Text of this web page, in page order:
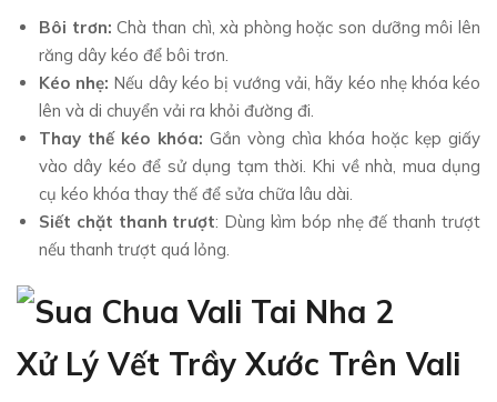
Bôi trơn: Chà than chì, xà phòng hoặc son dưỡng môi lên
răng dây kéo để bôi trơn.
Kéo nhẹ: Nếu dây kéo bị vướng vải, hãy kéo nhẹ khóa kéo
lên và di chuyển vải ra khỏi đường đi.
Thay thế kéo khóa: Gắn vòng chìa khóa hoặc kẹp giấy
vào dây kéo để sử dụng tạm thời. Khi về nhà, mua dụng
cụ kéo khóa thay thế để sửa chữa lâu dài.
Siết chặt thanh trượt: Dùng kìm bóp nhẹ đế thanh trượt
nếu thanh trượt quá lỏng.
Xử Lý Vết Trầy Xước Trên Vali